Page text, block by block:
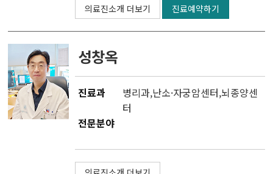
의료진소개 더보기 진료예약하기
성창옥
진료과 병리과,난소·자궁암센터,뇌종양센
터
전문분야